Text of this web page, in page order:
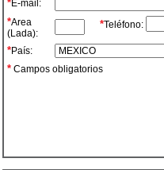
*E-mail:
*Area
(Lada):
*Teléfono:
*País:
* Campos obligatorios